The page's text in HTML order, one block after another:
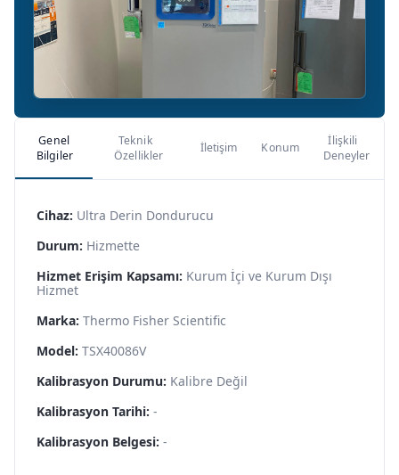
Genel
Bilgiler
Teknik
Özellikler
İletişim Konum
İlişkili
Deneyler
Cihaz: Ultra Derin Dondurucu
Durum: Hizmette
Hizmet Erişim Kapsamı: Kurum İçi ve Kurum Dışı
Hizmet
Marka: Thermo Fisher Scientific
Model: TSX40086V
Kalibrasyon Durumu: Kalibre Değil
Kalibrasyon Tarihi: -
Kalibrasyon Belgesi: -